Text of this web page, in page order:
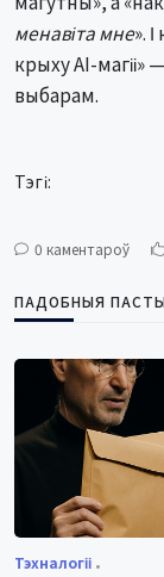
менавіта мне».
крыху AI-
выбарам.
Тэгі:
0 каментароў
ПАДОБНЫЯ
Тэхналогіі